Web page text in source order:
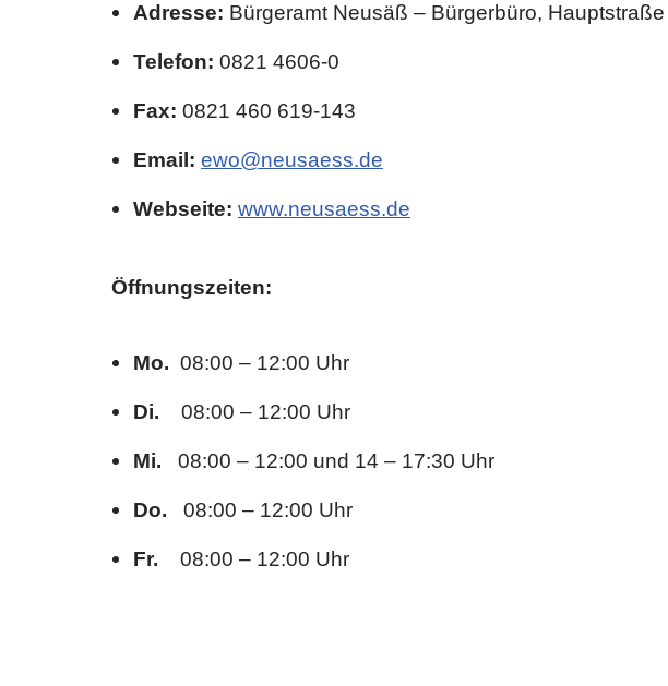
Adresse: Bürgeramt Neusäß – Bürgerbüro,
Telefon: 0821 4606-0
Fax: 0821 460 619-143
Email: ewo@neusaess.de
Webseite: www.neusaess.de
Öffnungszeiten:
Mo. 08:00 – 12:00 Uhr
Di. 08:00 – 12:00 Uhr
Mi. 08:00 – 12:00 und 14 – 17:30 Uhr
Do. 08:00 – 12:00 Uhr
Fr. 08:00 – 12:00 Uhr